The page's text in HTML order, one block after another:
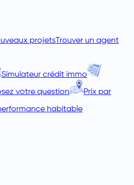
projets Trouver un agent
Simulateur crédit immo
votre question Prix par
habitable